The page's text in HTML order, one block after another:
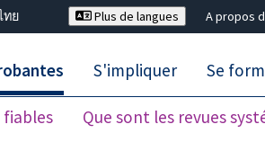
ทย
Plus de langues A propos
Que sont les revues
S'impliquer Se